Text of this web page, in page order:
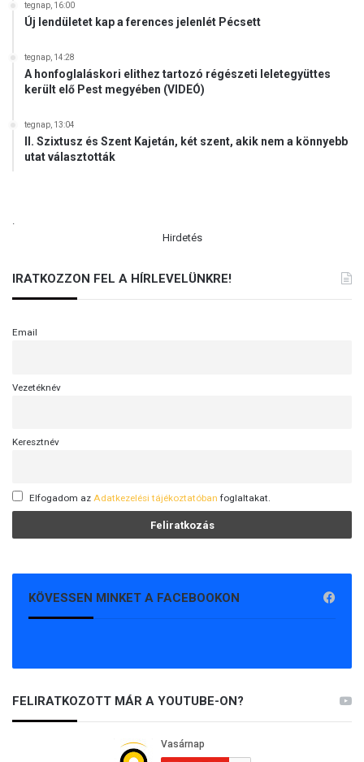
tegnap, 16:00
Új lendületet kap a ferences jelenlét Pécsett
tegnap, 14:28
A honfoglaláskori elithez tartozó régészeti leletegyüttes
került elő Pest megyében (VIDEÓ)
tegnap, 13:04
II. Szixtusz és Szent Kajetán, két szent, akik nem a könnyebb
utat választották
.
Hirdetés
IRATKOZZON FEL A HÍRLEVELÜNKRE!
Email
Vezetéknév
Keresztnév
Elfogadom az Adatkezelési tájékoztatóban foglaltakat.
KÖVESSEN MINKET A FACEBOOKON
FELIRATKOZOTT MÁR A YOUTUBE-ON?